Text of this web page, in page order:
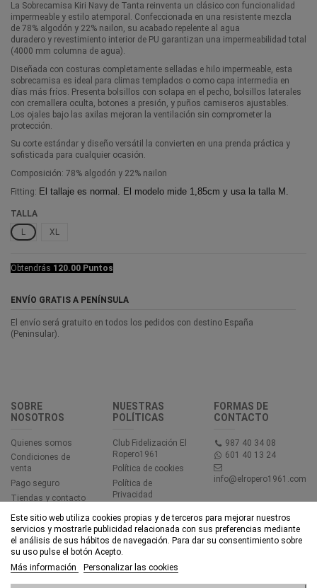
La Sobrecamisa Kiri Navy de Tanta reinventa un clásico con funcionalidad
impermeable y estilo atemporal. Confeccionada en una resistente mezcla
de 78% algodón y 22% nailon, su acabado repelente al agua
duradero y revestimiento interior de PU garantizan una impermeabilidad total
(4000 mm columna de agua).
Diseñada con costuras completamente selladas e hilo impermeable, esta
sobrecamisa es ideal para climas templados o como capa intermedia en
días más fríos. Presenta bolsillos con solapa en el pecho, bolsillos laterales
con cremallera oculta, botones a presión, y puños camiseros ajustables.
Los ojales bajo las axilas mejoran la ventilación sin comprometer la
protección.
Su corte estándar y diseño versátil la convierten en una prenda práctica y
sofisticada para cualquier ocasión.
Composición: 78% algodón y 22% nailon
Fitting: El tallaje es normal. El modelo mide 1,85cm y usa la talla M.
TALLA
L
XL
Añadir al carrito
Obtendrás 120.00 Puntos
ENVÍO GRATIS A PENÍNSULA
El envío será gratuito en todos los pedidos con destino España
(Peninsular).
SOBRE
NOSOTROS
Quienes somos
Condiciones de
venta
Pago seguro
Tiendas y contacto
NUESTRAS
POLÍTICAS
Club Fidelización El
Ropero1961
Política de cookies
Política de
Privacidad
Accesibilidad
FORMAS DE
CONTACTO
987 40 34 08
601 40 13 24
info@elropero1961.com
Este sitio web utiliza cookies propias y de terceros para mejorar nuestros
servicios y mostrarle publicidad relacionada con sus preferencias mediante
el análisis de sus hábitos de navegación. Para dar su consentimiento sobre
su uso pulse el botón Acepto.
Más información
Personalizar las cookies
© EL ROPERO 1961 - Todos los derechos reservados - Powered by